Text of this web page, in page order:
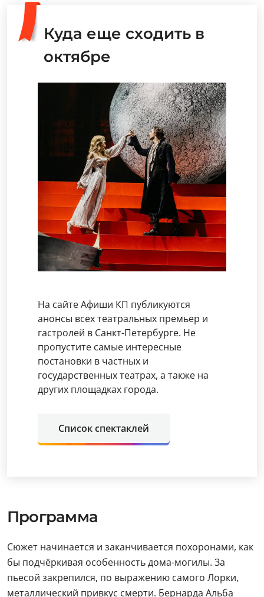
Куда еще сходить в
октябре
На сайте Афиши КП публикуются
анонсы всех театральных премьер и
гастролей в Санкт-Петербурге. Не
пропустите самые интересные
постановки в частных и
государственных театрах, а также на
других площадках города.
Список спектаклей
Программа
Сюжет начинается и заканчивается похоронами, как
бы подчёркивая особенность дома-могилы. За
пьесой закрепился, по выражению самого Лорки,
металлический привкус смерти. Бернарда Альба